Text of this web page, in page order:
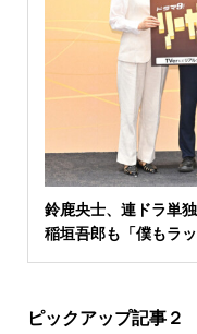
鈴鹿央士、連ドラ単
稲垣吾郎も「僕もラ
ピックアップ記事２